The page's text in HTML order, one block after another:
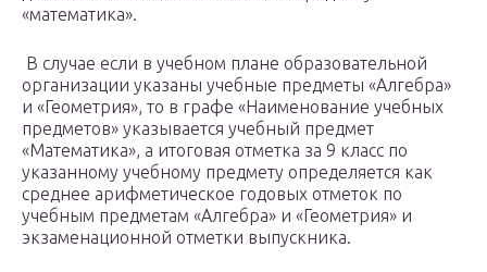
«математика».
В случае если в учебном плане образовательной
организации указаны учебные предметы «Алгебра»
и «Геометрия», то в графе «Наименование учебных
предметов» указывается учебный предмет
«Математика», а итоговая отметка за 9 класс по
указанному учебному предмету определяется как
среднее арифметическое годовых отметок по
учебным предметам «Алгебра» и «Геометрия» и
экзаменационной отметки выпускника.